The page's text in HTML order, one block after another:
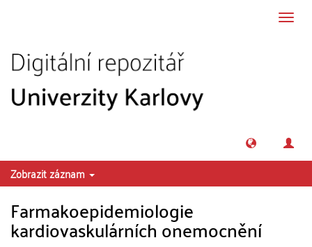
Zobrazit záznam
Farmakoepidemiologie
kardiovaskulárních onemocnění